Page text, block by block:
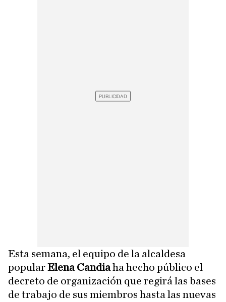
Esta semana, el equipo de la alcaldesa
popularElena Candiaha hecho público el
decreto de organización que regirá las bases
de trabajo de sus miembros hasta las nuevas